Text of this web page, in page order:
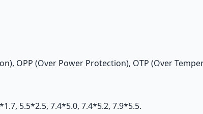
OPP (Over Power Protection), OTP (Over
5.5*2.5, 7.4*5.0, 7.4*5.2, 7.9*5.5.